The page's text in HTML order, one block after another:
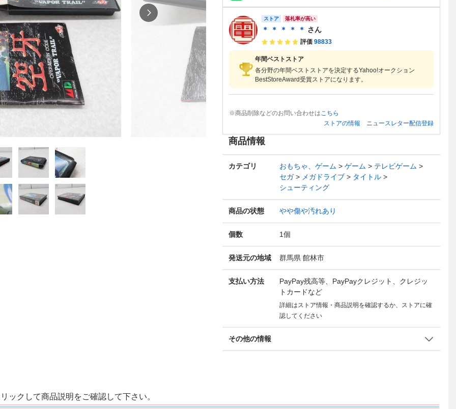
ストア 落札率が高い
＊ ＊ ＊ ＊ ＊ さん
評価 98833
年間ベストストア
各分野の年間ベストストアを決定するYahoo!オークション
BestStoreAward受賞ストアになります。
※商品削除などのお問い合わせはこちら
ストアの情報
ニュースレター配信登録
商品情報
カテゴリ おもちゃ、ゲーム ゲーム
テレビゲーム
セガ
メガドライブ
タイトル
シューティング
商品の状態 やや傷や汚れあり
個数 1個
発送元の地域 群馬県 館林市
支払い方法
PayPay残高等、PayPayクレジット、クレジッ
トカードなど
詳細はストア情報・商品説明を確認するか、ストアに確
認してください
その他の情報